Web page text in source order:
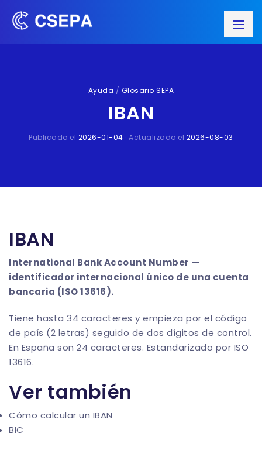
Ayuda / Glosario SEPA
IBAN
Publicado el 2026-01-04 · Actualizado el 2026-08-03
IBAN
International Bank Account Number —
identificador internacional único de una cuenta
bancaria (ISO 13616).
Tiene hasta 34 caracteres y empieza por el código
de país (2 letras) seguido de dos dígitos de control.
En España son 24 caracteres. Estandarizado por ISO
13616.
Ver también
Cómo calcular un IBAN
BIC